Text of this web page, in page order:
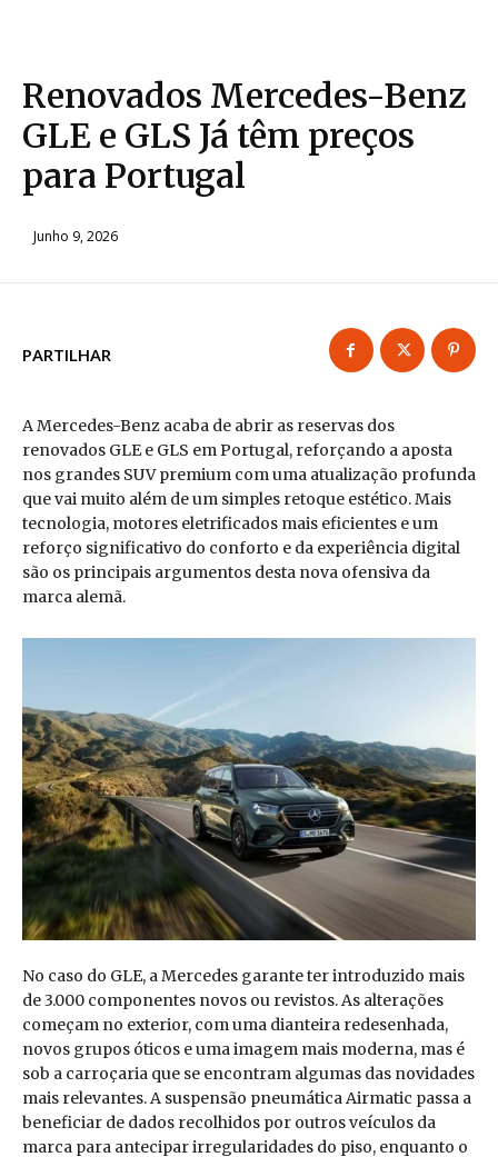
Renovados Mercedes-Benz
GLE e GLS Já têm preços
para Portugal
Junho 9, 2026
PARTILHAR
A Mercedes-Benz acaba de abrir as reservas dos
renovados GLE e GLS em Portugal, reforçando a aposta
nos grandes SUV premium com uma atualização profunda
que vai muito além de um simples retoque estético. Mais
tecnologia, motores eletrificados mais eficientes e um
reforço significativo do conforto e da experiência digital
são os principais argumentos desta nova ofensiva da
marca alemã.
No caso do GLE, a Mercedes garante ter introduzido mais
de 3.000 componentes novos ou revistos. As alterações
começam no exterior, com uma dianteira redesenhada,
novos grupos óticos e uma imagem mais moderna, mas é
sob a carroçaria que se encontram algumas das novidades
mais relevantes. A suspensão pneumática Airmatic passa a
beneficiar de dados recolhidos por outros veículos da
marca para antecipar irregularidades do piso, enquanto o